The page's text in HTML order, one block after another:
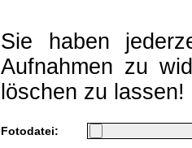
Sie haben
Aufnahmen zu
löschen zu
Fotodatei: